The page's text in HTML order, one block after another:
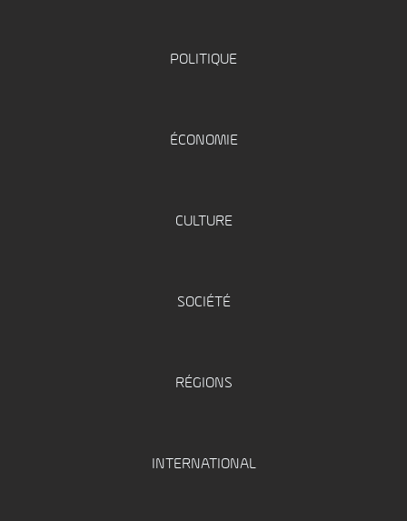
POLITIQUE
ÉCONOMIE
CULTURE
SOCIÉTÉ
RÉGIONS
INTERNATIONAL